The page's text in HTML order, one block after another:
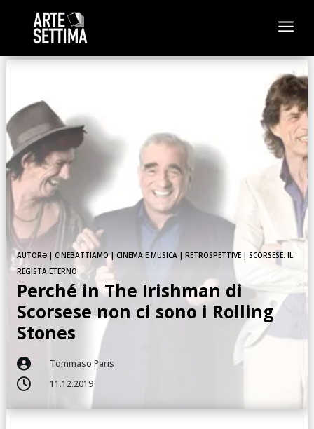
a
AUTORƏ| CINEBATTIAMO| CINEMA E MUSICA | RETROSPETTIVE| SCORSESE: IL
REGISTA ETERNO
Perché in The Irishman di
Scorsese non ci sono i Rolling
Stones
 Tommaso Paris
 11.12.2019